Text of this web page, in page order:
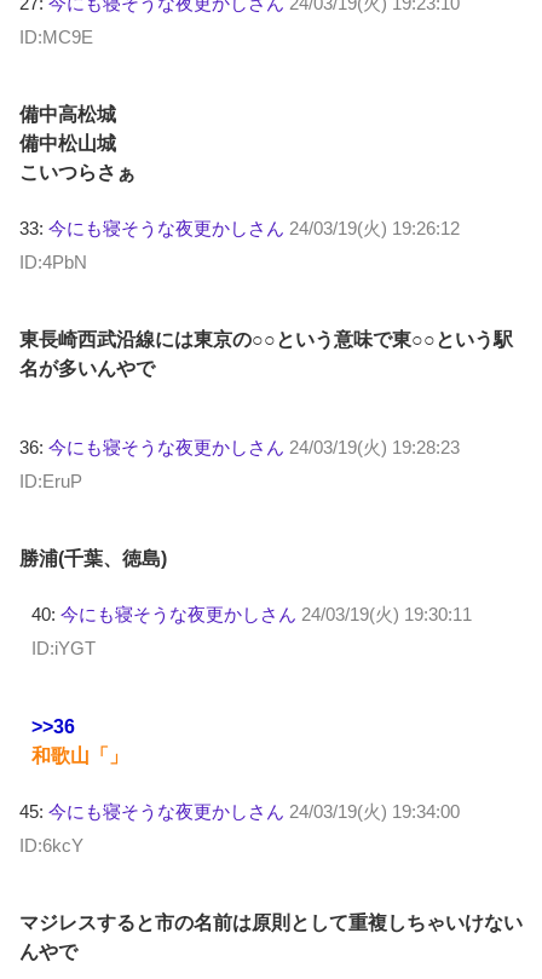
ID:MC9E
備中高松城
備中松山城
こいつらさぁ
33: 今にも寝そうな夜更かしさん 24/03/19(火) 19:26:12
ID:4PbN
東長崎西武沿線には東京の○○という意味で東○○という駅
名が多いんやで
36: 今にも寝そうな夜更かしさん 24/03/19(火) 19:28:23
ID:EruP
勝浦(千葉、徳島)
40: 今にも寝そうな夜更かしさん 24/03/19(火) 19:30:11
ID:iYGT
>>36
和歌山「」
45: 今にも寝そうな夜更かしさん 24/03/19(火) 19:34:00
ID:6kcY
マジレスすると市の名前は原則として重複しちゃいけない
んやで